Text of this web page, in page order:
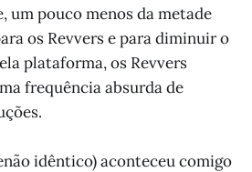
um pouco menos da metade
os Revvers e para diminuir o
plataforma, os Revvers
frequência absurda de
idêntico) aconteceu comigo